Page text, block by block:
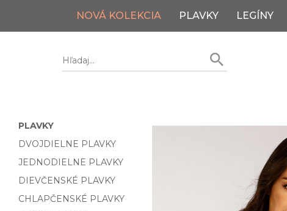
NOVÁ KOLEKCIA PLAVKY LEGÍNY
PLAVKY
DVOJDIELNE PLAVKY
JEDNODIELNE PLAVKY
DIEVČENSKÉ PLAVKY
CHLAPČENSKÉ PLAVKY